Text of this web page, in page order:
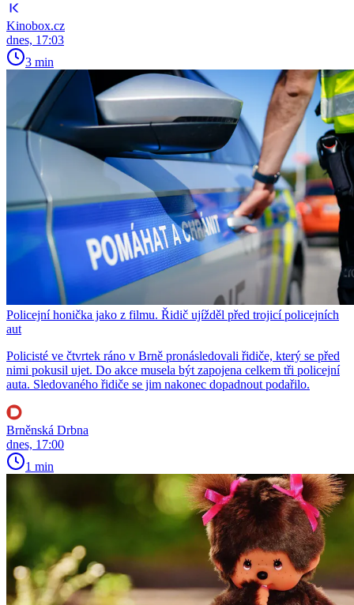
Kinobox.cz
dnes, 17:03
3 min
Policejní honička jako z filmu. Řidič ujížděl před trojicí policejních
aut
Policisté ve čtvrtek ráno v Brně pronásledovali řidiče, který se před
nimi pokusil ujet. Do akce musela být zapojena celkem tři policejní
auta. Sledovaného řidiče se jim nakonec dopadnout podařilo.
Brněnská Drbna
dnes, 17:00
1 min